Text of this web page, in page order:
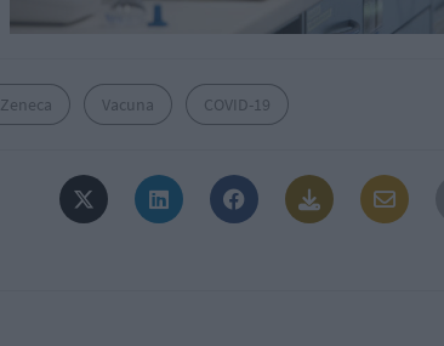
Vacuna COVID-19